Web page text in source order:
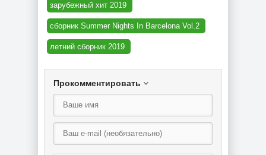
зарубежный хит 2019
сборник Summer Nights In Barcelona Vol.2
летний сборник 2019
Прокомментировать